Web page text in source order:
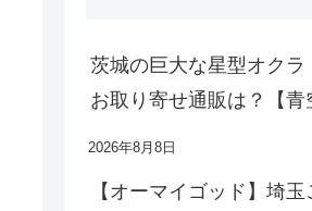
茨城の巨大な星型オクラ
お取り寄せ通販は？【青
2026年8月8日
【オーマイゴッド】埼